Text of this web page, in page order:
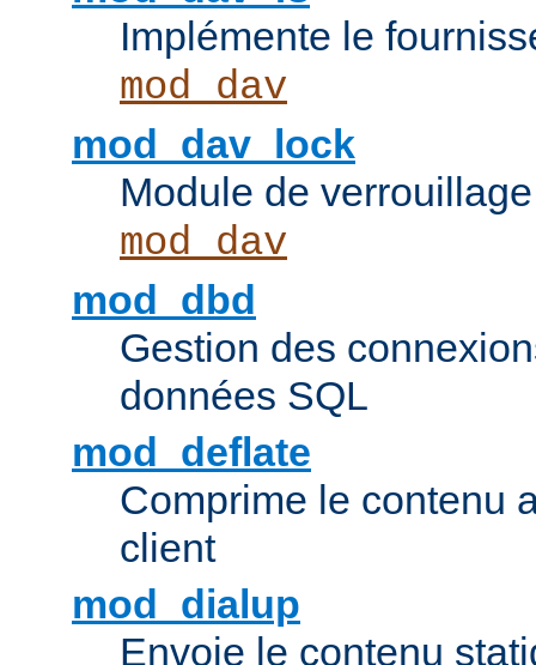
Implémente le
mod_dav
mod_dav_lock
Module de
mod_dav
mod_dbd
Gestion des
données SQL
mod_deflate
Comprime le contenu
client
mod_dialup
Envoie le contenu